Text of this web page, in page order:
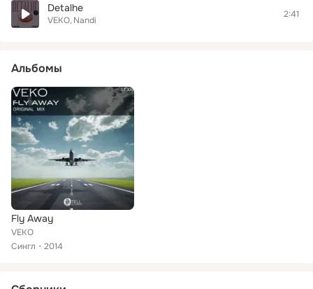
Detalhe
VEKO Nandi
2:41
Альбомы
Fly Away
VEKO
Сингл
2014